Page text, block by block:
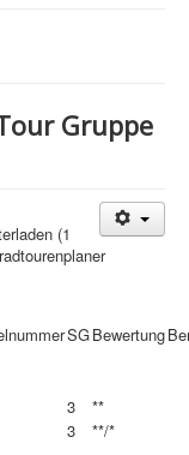
Gruppe
(1
SGBewertung
3
**
3
**/*